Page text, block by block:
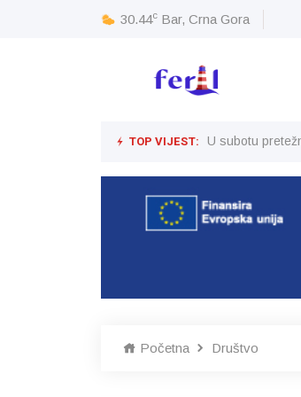
30.44c Bar, Crna Gora
TOP VIJEST: U subotu
Početna Društvo